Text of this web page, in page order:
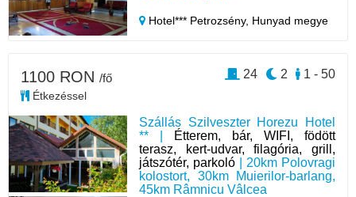
Hotel*** Petrozsény, Hunyad megye
Szállás Szilveszter Horezu Hotel
** |
Étterem, bár, WIFI, födött
terasz, kert-udvar, filagória, grill,
játszótér, parkoló | 20km Polovragi
kolostort, 30km Muierilor-barlang,
45km Râmnicu Vâlcea
1100 RON /fő
Étkezéssel
1 - 50
2
24